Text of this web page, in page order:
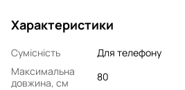
Характеристики
Сумісність
Для телефону
Максимальна
довжина, см
80